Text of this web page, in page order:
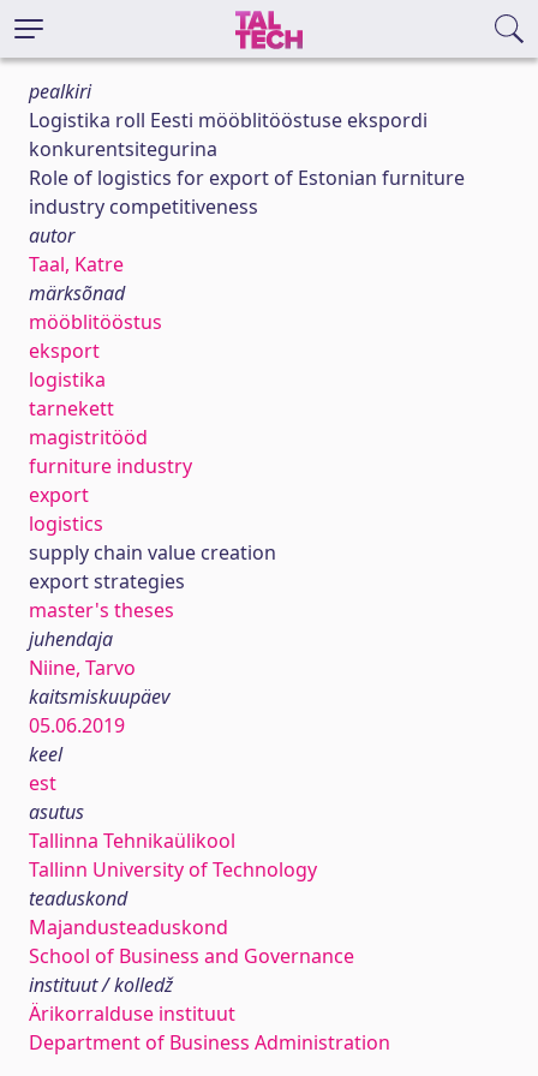
pealkiri
Logistika roll Eesti mööblitööstuse ekspordi
konkurentsitegurina
Role of logistics for export of Estonian furniture
industry competitiveness
autor
Taal, Katre
märksõnad
mööblitööstus
eksport
logistika
tarnekett
magistritööd
furniture industry
export
logistics
supply chain value creation
export strategies
master's theses
juhendaja
Niine, Tarvo
kaitsmiskuupäev
05.06.2019
keel
est
asutus
Tallinna Tehnikaülikool
Tallinn University of Technology
teaduskond
Majandusteaduskond
School of Business and Governance
instituut / kolledž
Ärikorralduse instituut
Department of Business Administration